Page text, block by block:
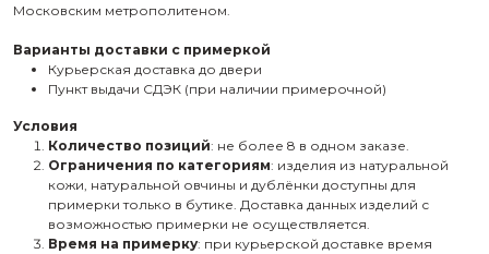
Московским метрополитеном.
Варианты доставки с примеркой
Курьерская доставка до двери
Пункт выдачи СДЭК (при наличии примерочной)
Условия
Количество позиций: не более 8 в одном заказе.
Ограничения по категориям: изделия из натуральной
кожи, натуральной овчины и дублёнки доступны для
примерки только в бутике. Доставка данных изделий с
возможностью примерки не осуществляется.
Время на примерку: при курьерской доставке время